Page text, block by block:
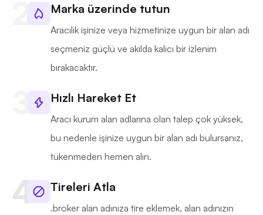
Marka üzerinde tutun
Aracılık işinize veya hizmetinize uygun bir alan adı
seçmeniz güçlü ve akılda kalıcı bir izlenim
bırakacaktır.
Hızlı Hareket Et
Aracı kurum alan adlarına olan talep çok yüksek,
bu nedenle işinize uygun bir alan adı bulursanız,
tükenmeden hemen alın.
Tireleri Atla
.broker alan adınıza tire eklemek, alan adınızın